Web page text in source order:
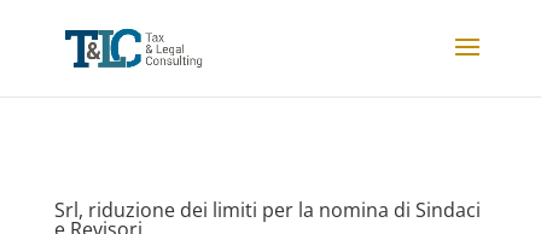
Srl, riduzione dei limiti per la nomina di Sindaci